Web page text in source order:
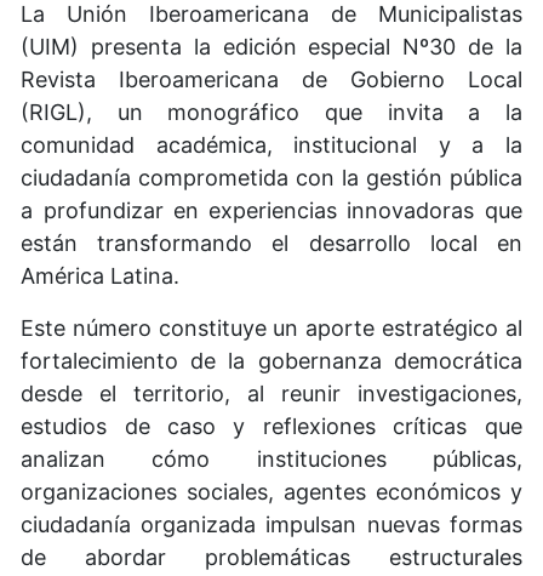
La Unión Iberoamericana de Municipalistas
(UIM) presenta la edición especial Nº30 de la
Revista Iberoamericana de Gobierno Local
(RIGL), un monográfico que invita a la
comunidad académica, institucional y a la
ciudadanía comprometida con la gestión pública
a profundizar en experiencias innovadoras que
están transformando el desarrollo local en
América Latina.
Este número constituye un aporte estratégico al
fortalecimiento de la gobernanza democrática
desde el territorio, al reunir investigaciones,
estudios de caso y reflexiones críticas que
analizan cómo instituciones públicas,
organizaciones sociales, agentes económicos y
ciudadanía organizada impulsan nuevas formas
de abordar problemáticas estructurales